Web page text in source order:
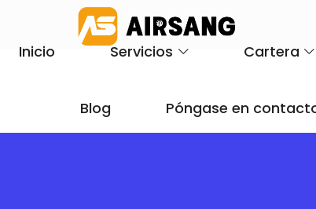
Inicio Servicios Cartera
Blog Póngase en